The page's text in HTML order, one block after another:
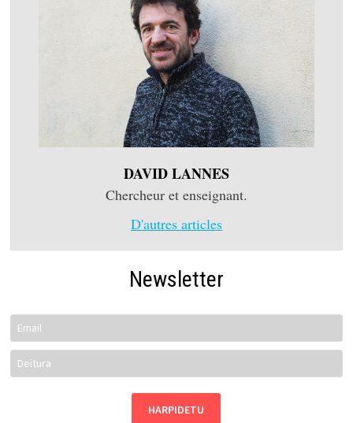
DAVID LANNES
Chercheur et enseignant.
D'autres articles
Newsletter